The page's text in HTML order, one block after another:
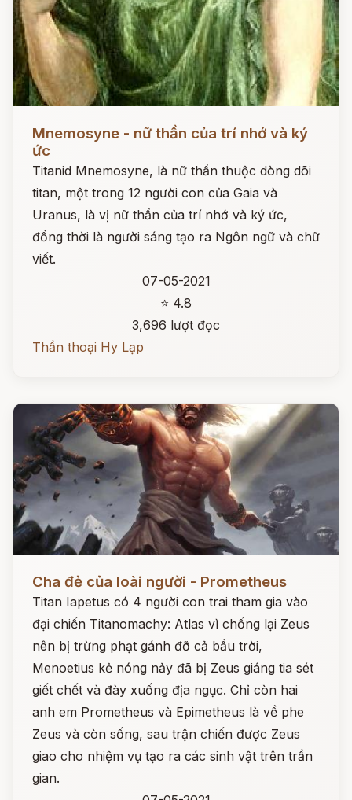
Mnemosyne - nữ thần của trí nhớ và ký
ức
Titanid Mnemosyne, là nữ thần thuộc dòng dõi
titan, một trong 12 người con của Gaia và
Uranus, là vị nữ thần của trí nhớ và ký ức,
đồng thời là người sáng tạo ra Ngôn ngữ và chữ
viết.
07-05-2021
⭐ 4.8
3,696 lượt đọc
Thần thoại Hy Lạp
Cha đẻ của loài người - Prometheus
Titan Iapetus có 4 người con trai tham gia vào
đại chiến Titanomachy: Atlas vì chống lại Zeus
nên bị trừng phạt gánh đỡ cả bầu trời,
Menoetius kẻ nóng nảy đã bị Zeus giáng tia sét
giết chết và đày xuống địa ngục. Chỉ còn hai
anh em Prometheus và Epimetheus là về phe
Zeus và còn sống, sau trận chiến được Zeus
giao cho nhiệm vụ tạo ra các sinh vật trên trần
gian.